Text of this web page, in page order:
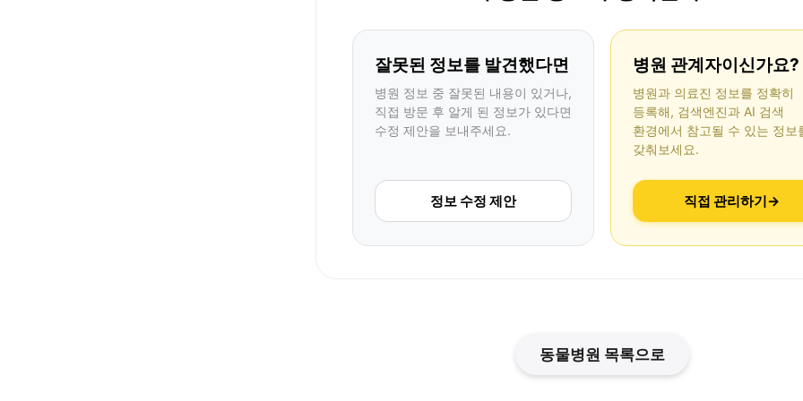
잘못된 정보를 발견했다면
병원 정보 중 잘못된 내용이 있거나,
직접 방문 후 알게 된 정보가 있다면
수정 제안을 보내주세요.
정보 수정 제안
병원 관계자이신가요?
병원과 의료진 정보를 정확히
등록해, 검색엔진과 AI 검색
환경에서 참고될 수 있는 정보
갖춰보세요.
직접 관리하기→
동물병원 목록으로